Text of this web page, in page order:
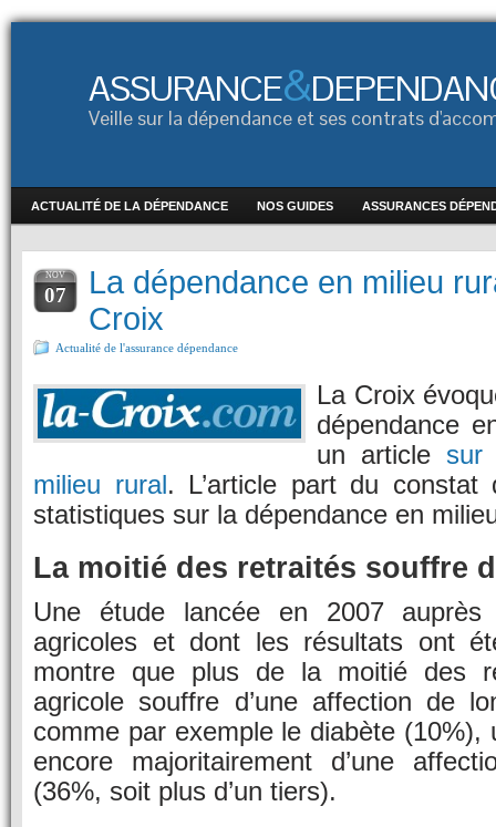
ASSURANCE&
Veille sur la dépendance et ses contrats
ACTUALITÉ DE LA DÉPENDANCE NOS GUIDES ASSURANCES
NOV
07
La dépendance en milieu
Croix
Actualité de l'assurance dépendance
La Croix
dépendance
un article sur
milieu rural. L’article part du constat
statistiques sur la dépendance en
La moitié des retraités souffre
Une étude lancée en 2007
agricoles et dont les résultats ont
montre que plus de la moitié des
agricole souffre d’une affection de
comme par exemple le diabète (10%),
encore majoritairement d’une
(36%, soit plus d’un tiers).